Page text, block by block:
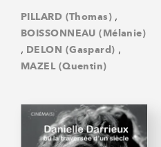
PILLARD (Thomas) ,
BOISSONNEAU (Mélanie)
, DELON (Gaspard) ,
MAZEL (Quentin)